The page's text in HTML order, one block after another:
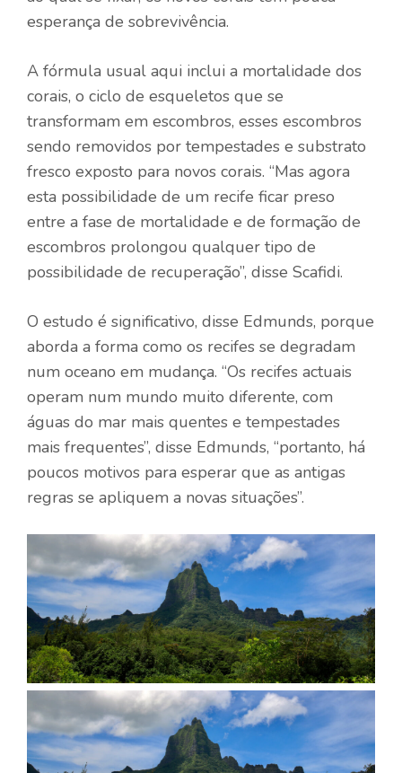
esperança de sobrevivência.
A fórmula usual aqui inclui a mortalidade dos
corais, o ciclo de esqueletos que se
transformam em escombros, esses escombros
sendo removidos por tempestades e substrato
fresco exposto para novos corais. “Mas agora
esta possibilidade de um recife ficar preso
entre a fase de mortalidade e de formação de
escombros prolongou qualquer tipo de
possibilidade de recuperação”, disse Scafidi.
O estudo é significativo, disse Edmunds, porque
aborda a forma como os recifes se degradam
num oceano em mudança. “Os recifes actuais
operam num mundo muito diferente, com
águas do mar mais quentes e tempestades
mais frequentes”, disse Edmunds, “portanto, há
poucos motivos para esperar que as antigas
regras se apliquem a novas situações”.